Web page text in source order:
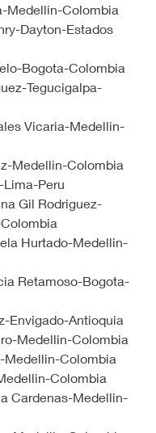
Medellin-Colombia
Dayton-Estados
Bogota-Colombia
Tegucigalpa-
Vicaria-Medellin-
Medellin-Colombia
Peru
Gil Rodriguez-
Hurtado-Medellin-
Retamoso-Bogota-
Envigado-Antioquia
Medellin-Colombia
Medellin-Colombia
Colombia
Cardenas-Medellin-